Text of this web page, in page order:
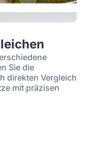
Sie die
direkten Vergleich
mit präzisen